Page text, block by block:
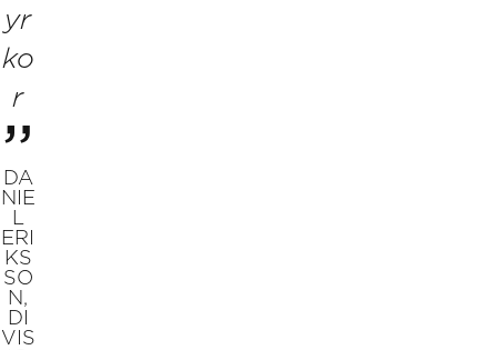
yr
ko
r
DA
NIE
L
ERI
KS
SO
N,
DI
VIS